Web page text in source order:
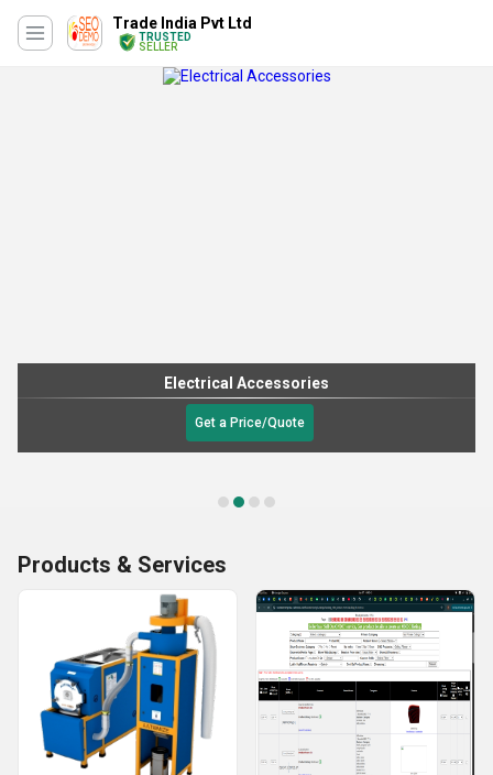
Trade India Pvt Ltd
TRUSTED
SELLER
Grafting Knives
Get a Price/Quote
Products & Services